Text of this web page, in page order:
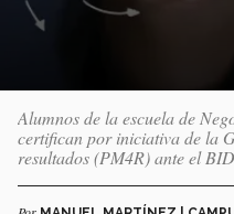
Alumnos de la escuela de
certifican por iniciativa de la
resultados (PM4R) ante el